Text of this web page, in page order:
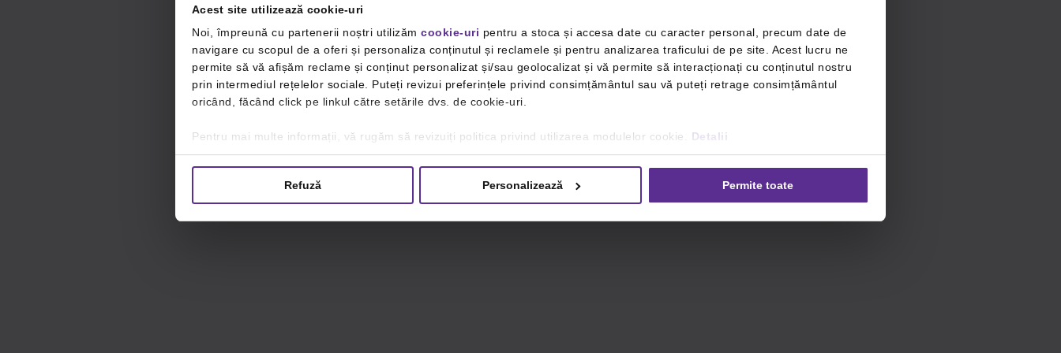
Acest site utilizează cookie-uri
Noi, împreună cu partenerii noștri utilizăm cookie-uri pentru a stoca și accesa date cu caracter personal, precum date de
navigare cu scopul de a oferi și personaliza conținutul și reclamele și pentru analizarea traficului de pe site. Acest lucru ne
permite să vă afișăm reclame și conținut personalizat și/sau geolocalizat și vă permite să interacționați cu conținutul nostru
prin intermediul rețelelor sociale. Puteți revizui preferințele privind consimțământul sau vă puteți retrage consimțământul
oricând, făcând click pe linkul către setările dvs. de cookie-uri.
Pentru mai multe informații, vă rugăm să revizuiți politica privind utilizarea modulelor cookie. Detalii
Refuză Personalizează Permite toate